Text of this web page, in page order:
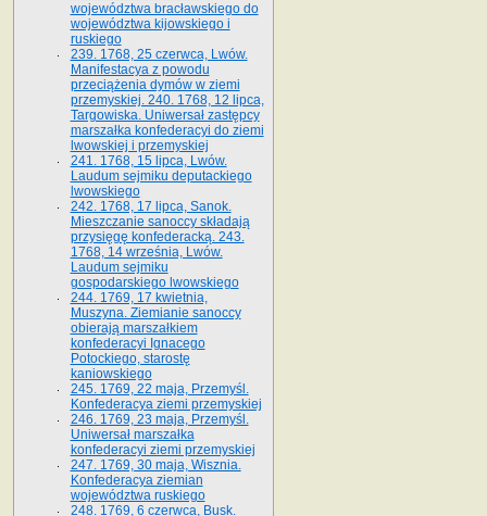
województwa bracławskiego do
wo­jewództwa kijowskiego i
ruskiego
239. 1768, 25 czerwca, Lwów.
Manifestacya z powodu
przeciążenia dymów w ziemi
przemyskiej. 240. 1768, 12 lipca,
Targowiska. Uniwersał zastępcy
marszałka konfederacyi do ziemi
lwowskiej i przemyskiej
241. 1768, 15 lipca, Lwów.
Laudum sejmiku deputackiego
lwowskiego
242. 1768, 17 lipca, Sanok.
Mieszczanie sanoccy składają
przysięgę konfederacką. 243.
1768, 14 września, Lwów.
Laudum sejmiku
gospodarskiego lwowskiego
244. 1769, 17 kwietnia,
Muszyna. Ziemianie sanoccy
obierają marszałkiem
konfederacyi Ignacego
Potockiego, starostę
kaniowskiego
245. 1769, 22 maja, Przemyśl.
Konfederacya ziemi przemyskiej
246. 1769, 23 maja, Przemyśl.
Uniwersał marszałka
konfederacyi ziemi przemyskiej
247. 1769, 30 maja, Wisznia.
Konfederacya ziemian
województwa ruskiego
248. 1769, 6 czerwca, Busk.